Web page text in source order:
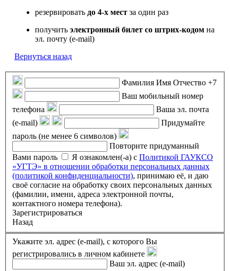
резервировать до 4-х мест за один раз
получить электронный билет со штрих-кодом на
эл. почту (e-mail)
Вернуться назад
Фамилия Имя Отчество +7
Ваш мобильный номер
телефона
Ваша эл. почта
(e-mail)
Придумайте
пароль (не менее 6 символов)
Повторите придуманный
Вами пароль
Я ознакомлен(-а) с Политикой ГАУКСО
«УГТЭ» в отношении обработки персональных данных
(политикой конфиденциальности), принимаю её, и даю
своё согласие на обработку своих персональных данных
(фамилии, имени, адреса электронной почты,
контактного номера телефона).
Зарегистрироваться
Назад
Укажите эл. адрес (e-mail), с которого Вы
регистрировались в личном кабинете
Ваш эл. адрес (e-mail)